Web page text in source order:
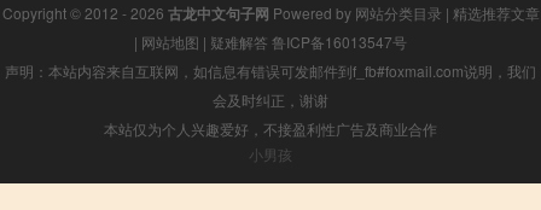
Copyright © 2012 - 2026 古龙中文句子网 Powered by 网站分类目录 | 精选推荐文章
| 网站地图 | 疑难解答 鲁ICP备16013547号
声明：本站内容来自互联网，如信息有错误可发邮件到f_fb#foxmail.com说明，我们
会及时纠正，谢谢
本站仅为个人兴趣爱好，不接盈利性广告及商业合作
小男孩